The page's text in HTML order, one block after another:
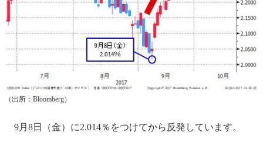
（出所：Bloomberg）
9月8日（金）に2.014％をつけてから反発しています。